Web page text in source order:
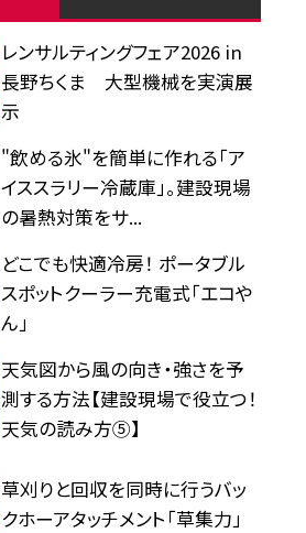
レンサルティングフェア2026 in
長野ちくま 大型機械を実演展
示
"飲める氷"を簡単に作れる「ア
イススラリー冷蔵庫」。建設現場
の暑熱対策をサ...
どこでも快適冷房！ ポータブル
スポットクーラー充電式「エコや
ん」
天気図から風の向き・強さを予
測する方法【建設現場で役立つ！
天気の読み方⑤】
草刈りと回収を同時に行うバッ
クホーアタッチメント「草集力」